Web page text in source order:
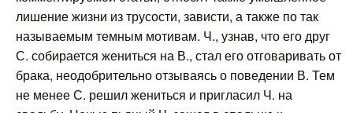
лишение жизни из трусости, зависти, а также по так
называемым темным мотивам. Ч., узнав, что его друг
С. собирается жениться на В., стал его отговаривать от
брака, неодобрительно отзываясь о поведении В. Тем
не менее С. решил жениться и пригласил Ч. на